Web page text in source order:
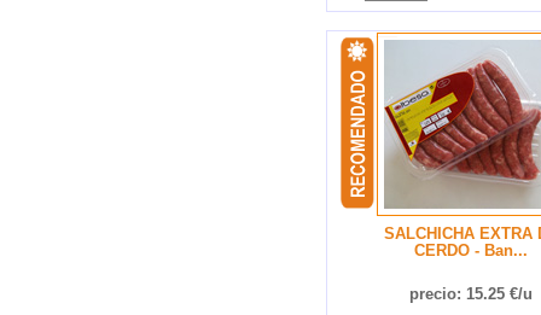
SALCHICHA EXTRA
CERDO - Ban...
precio: 15.25 €/u